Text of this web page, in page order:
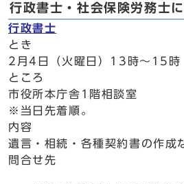
行政書士・社会保険労務士
行政書士
とき
2月4日（火曜日）13時～15時
ところ
市役所本庁舎1階相談室
※当日先着順。
内容
遺言・相続・各種契約書の作成
問合せ先